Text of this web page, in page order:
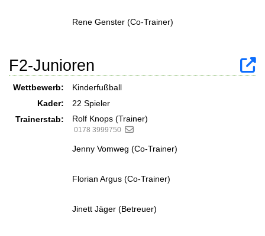
Rene Genster (Co-Trainer)
F2-Junioren
Wettbewerb:
Kinderfußball
Kader:
22 Spieler
Trainerstab:
Rolf Knops (Trainer)
0178 3999750
Jenny Vomweg (Co-Trainer)
Florian Argus (Co-Trainer)
Jinett Jäger (Betreuer)